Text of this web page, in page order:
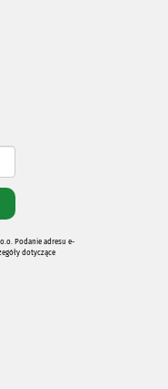
Podanie adresu e-
dotyczące